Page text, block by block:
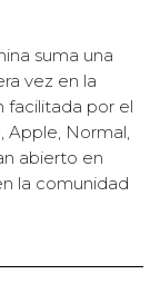
suma una
vez en la
facilitada por el
Apple, Normal,
abierto en
la comunidad